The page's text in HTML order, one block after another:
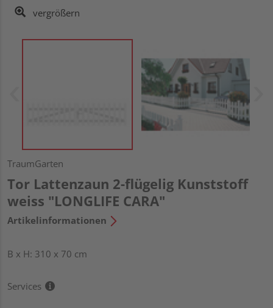
vergrößern
TraumGarten
Tor Lattenzaun 2-flügelig Kunststoff
weiss "LONGLIFE CARA"
Artikelinformationen
B x H: 310 x 70 cm
Services